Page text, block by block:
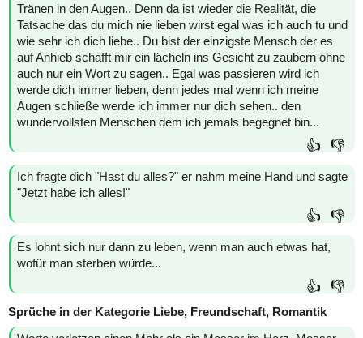
Tränen in den Augen.. Denn da ist wieder die Realität, die
Tatsache das du mich nie lieben wirst egal was ich auch tu und
wie sehr ich dich liebe.. Du bist der einzigste Mensch der es
auf Anhieb schafft mir ein lächeln ins Gesicht zu zaubern ohne
auch nur ein Wort zu sagen.. Egal was passieren wird ich
werde dich immer lieben, denn jedes mal wenn ich meine
Augen schließe werde ich immer nur dich sehen.. den
wundervollsten Menschen dem ich jemals begegnet bin...
👍 👎
Ich fragte dich "Hast du alles?" er nahm meine Hand und sagte
"Jetzt habe ich alles!"
👍 👎
Es lohnt sich nur dann zu leben, wenn man auch etwas hat,
wofür man sterben würde...
👍 👎
Sprüche in der Kategorie Liebe, Freundschaft, Romantik